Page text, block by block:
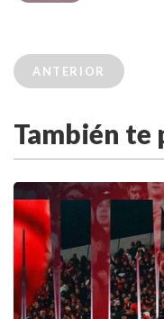
ANTERIOR
También te